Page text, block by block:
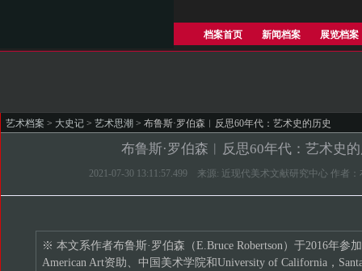
档案首页 新闻档案 展览档案
艺术档案 > 大史记 > 艺术思潮 > 布鲁斯·罗伯森︱反思60年代：艺术史的历史
布鲁斯·罗伯森︱反思60年代：艺术史
2021-07-30 13:11:57.499 来源: 近现代美术文献研究中心 作者：
※ 本文系作者布鲁斯·罗伯森（E.Bruce Robertson）于2016年参
American Art资助、中国美术学院和University of California，